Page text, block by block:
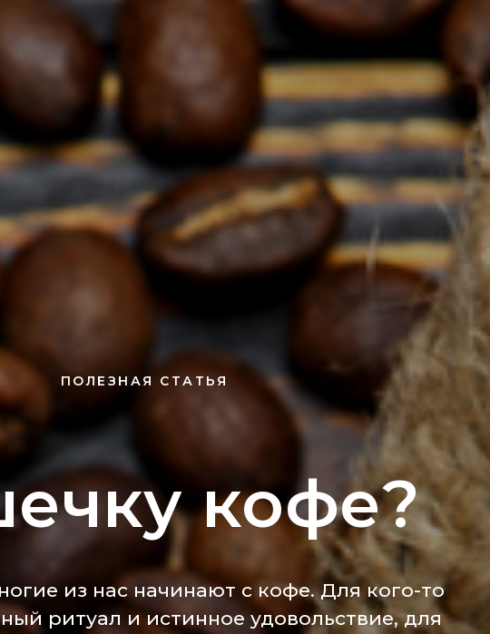
ПОЛЕЗНАЯ СТАТЬЯ
кофе?
из нас начинают с кофе. Для кого-то
ритуал и истинное удовольствие, для